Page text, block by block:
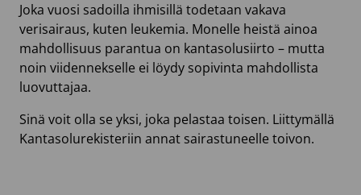
Joka vuosi sadoilla ihmisillä todetaan vakava
verisairaus, kuten leukemia. Monelle heistä ainoa
mahdollisuus parantua on kantasolusiirto – mutta
noin viidennekselle ei löydy sopivinta mahdollista
luovuttajaa.
Sinä voit olla se yksi, joka pelastaa toisen. Liittymällä
Kantasolurekisteriin annat sairastuneelle toivon.